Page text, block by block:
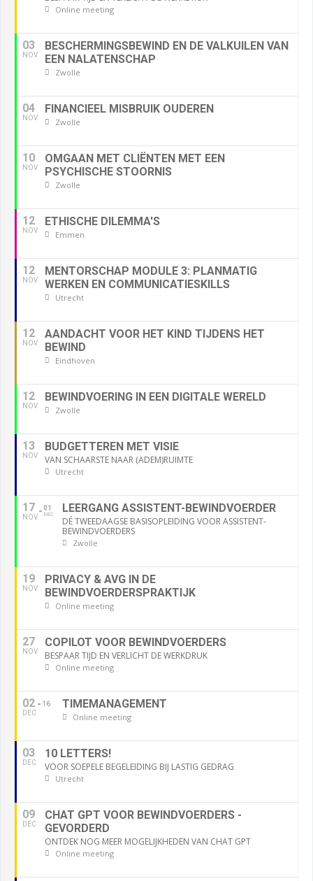
Online meeting
03
NOV
BESCHERMINGSBEWIND EN DE VALKUILEN VAN
EEN NALATENSCHAP
Zwolle
04
NOV
FINANCIEEL MISBRUIK OUDEREN
Zwolle
10
NOV
OMGAAN MET CLIËNTEN MET EEN
PSYCHISCHE STOORNIS
Zwolle
12
NOV
ETHISCHE DILEMMA'S
Emmen
12
NOV
MENTORSCHAP MODULE 3: PLANMATIG
WERKEN EN COMMUNICATIESKILLS
Utrecht
12
NOV
AANDACHT VOOR HET KIND TIJDENS HET
BEWIND
Eindhoven
12
NOV
BEWINDVOERING IN EEN DIGITALE WERELD
Zwolle
13
NOV
BUDGETTEREN MET VISIE
VAN SCHAARSTE NAAR (ADEM)RUIMTE
Utrecht
17
NOV
01
DEC LEERGANG ASSISTENT-BEWINDVOERDER
DÉ TWEEDAAGSE BASISOPLEIDING VOOR ASSISTENT-
BEWINDVOERDERS
Zwolle
19
NOV
PRIVACY & AVG IN DE
BEWINDVOERDERSPRAKTIJK
Online meeting
27
NOV
COPILOT VOOR BEWINDVOERDERS
BESPAAR TIJD EN VERLICHT DE WERKDRUK
Online meeting
02
DEC
16 TIMEMANAGEMENT
Online meeting
03
DEC
10 LETTERS!
VOOR SOEPELE BEGELEIDING BIJ LASTIG GEDRAG
Utrecht
09
DEC
CHAT GPT VOOR BEWINDVOERDERS -
GEVORDERD
ONTDEK NOG MEER MOGELIJKHEDEN VAN CHAT GPT
Online meeting